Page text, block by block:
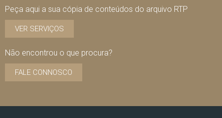
Peça aqui a sua cópia de conteúdos do arquivo RTP
VER SERVIÇOS
Não encontrou o que procura?
FALE CONNOSCO